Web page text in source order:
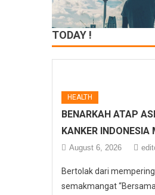
TODAY !
HEALTH
BENARKAH ATAP
KANKER
August 6, 2026
Bertolak dari
semakmangat